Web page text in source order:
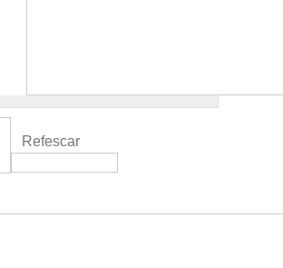
Refescar